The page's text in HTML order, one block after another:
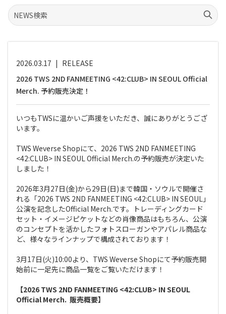
2026.03.17 | RELEASE
2026 TWS 2ND FANMEETING <42:CLUB> IN SEOUL Official
Merch. 予約販売決定！
いつもTWSに温かいご声援をいただき、誠にありがとうござ
います。
TWS Weverse Shopにて、2026 TWS 2ND FANMEETING
<42:CLUB> IN SEOUL Official Merch.の予約販売が決定いた
しました！
2026年3月27日(金)から29日(日)まで韓国・ソウルで開催さ
れる「2026 TWS 2ND FANMEETING <42:CLUB> IN SEOUL」
公演を記念したOfficial Merch.です。トレーディングカード
セット・イメージピケットなどの肖像商品はもちろん、公演
のコンセプトを活かしたフォトスローガンやアパレル商品な
ど、様々なラインナップで構成されております！
3月17日(火)10:00より、TWS Weverse Shopにて予約販売開
始前に一足先に商品一覧をご覧いただけます！
【2026 TWS 2ND FANMEETING <42:CLUB> IN SEOUL
Official Merch. 販売概要】